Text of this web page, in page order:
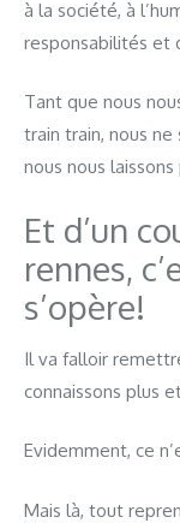
à la société, à
responsabilités et
Tant que nous
train train, nous
nous nous
Et d’un
rennes,
s’opère!
Il va falloir
connaissons plus
Evidemment, ce
Mais là, tout